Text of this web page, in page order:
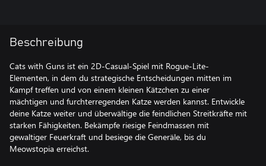
Beschreibung
Cats with Guns ist ein 2D-Casual-Spiel mit Rogue-Lite-
Elementen, in dem du strategische Entscheidungen mitten im
Kampf treffen und von einem kleinen Kätzchen zu einer
mächtigen und furchterregenden Katze werden kannst. Entwickle
deine Katze weiter und überwältige die feindlichen Streitkräfte mit
starken Fähigkeiten. Bekämpfe riesige Feindmassen mit
gewaltiger Feuerkraft und besiege die Generäle, bis du
Meowstopia erreichst.